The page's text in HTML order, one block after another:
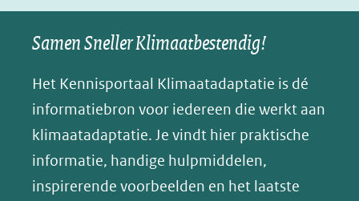
naar
een
website)
naar
een
website)
naar
een
website)
e
s
y
(opent
in
nieuw
venster)
nieuw
venster)
naar
een
andere
website)
Samen Sneller Klimaatbestendig!
Het Kennisportaal Klimaatadaptatie is dé
informatiebron voor iedereen die werkt aan
klimaatadaptatie. Je vindt hier praktische
informatie, handige hulpmiddelen,
inspirerende voorbeelden en het laatste